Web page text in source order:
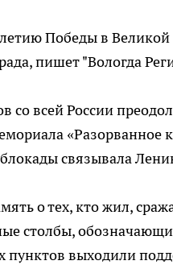
Победы в
пишет "Вологда
со всей России
«Разорванное
связывала
о тех, кто жил,
столбы,
выходили